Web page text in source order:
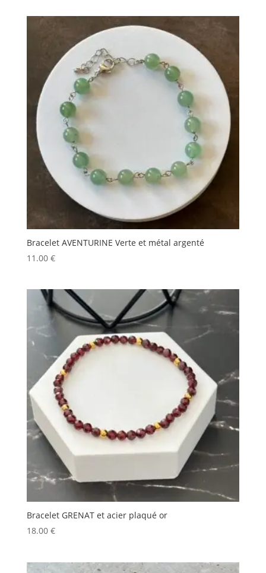
Bracelet AVENTURINE Verte et métal argenté
11.00 €
Bracelet GRENAT et acier plaqué or
18.00 €